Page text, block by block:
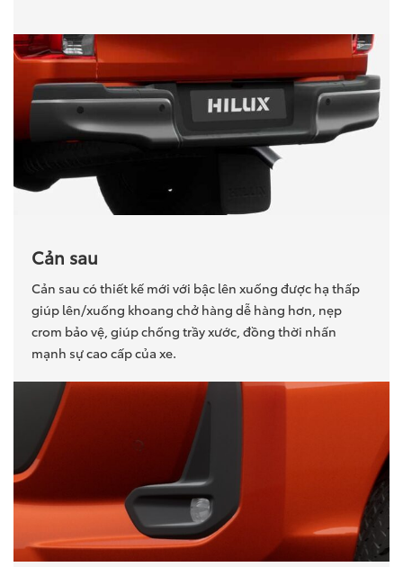
Cản sau
Cản sau có thiết kế mới với bậc lên xuống được hạ thấp
giúp lên/xuống khoang chở hàng dễ hàng hơn, nẹp
crom bảo vệ, giúp chống trầy xước, đồng thời nhấn
mạnh sự cao cấp của xe.